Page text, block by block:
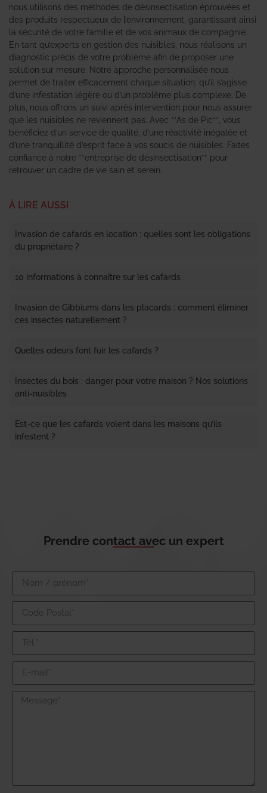
nous utilisons des méthodes de désinsectisation éprouvées et
des produits respectueux de l’environnement, garantissant ainsi
la sécurité de votre famille et de vos animaux de compagnie.
En tant qu’experts en gestion des nuisibles, nous réalisons un
diagnostic précis de votre problème afin de proposer une
solution sur mesure. Notre approche personnalisée nous
permet de traiter efficacement chaque situation, qu’il s’agisse
d’une infestation légère ou d’un problème plus complexe. De
plus, nous offrons un suivi après intervention pour nous assurer
que les nuisibles ne reviennent pas. Avec **As de Pic**, vous
bénéficiez d’un service de qualité, d’une réactivité inégalée et
d’une tranquillité d’esprit face à vos soucis de nuisibles. Faites
confiance à notre **entreprise de désinsectisation** pour
retrouver un cadre de vie sain et serein.
À LIRE AUSSI
Invasion de cafards en location : quelles sont les obligations
du propriétaire ?
10 informations à connaître sur les cafards
Invasion de Gibbiums dans les placards : comment éliminer
ces insectes naturellement ?
Quelles odeurs font fuir les cafards ?
Insectes du bois : danger pour votre maison ? Nos solutions
anti-nuisibles
Est-ce que les cafards volent dans les maisons qu’ils
infestent ?
Prendre contact avec un expert